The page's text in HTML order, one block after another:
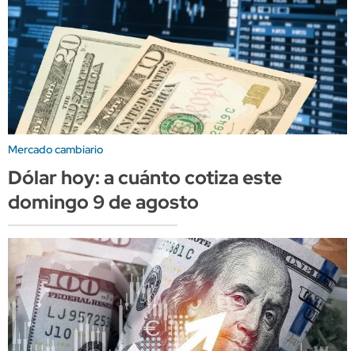
Mercado cambiario
Dólar hoy: a cuánto cotiza este
domingo 9 de agosto